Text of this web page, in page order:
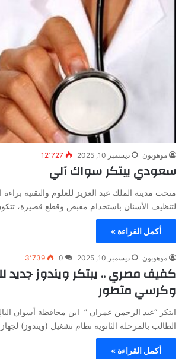
موهوبون ديسمبر 10, 2025 12٬727
سعودي يبتكر سواك آلي
منحت مدينة الملك عبد العزيز للعلوم والتقنية
لتنظيف الأسنان باستخدام مقبض وقطع قصيرة،
أكمل القراءة »
موهوبون ديسمبر 10, 2025 0 3٬739
كفيف مصري .. يبتكر ويندوز جديد
وكرسي متطور
ابتكر “عبد الرحمن عمران ” ابن محافظة أسوان
الطالب بالمرحلة الثانوية نظام تشغيل (ويندوز)
أكمل القراءة »